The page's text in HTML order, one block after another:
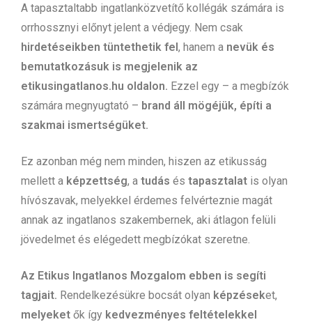
A tapasztaltabb ingatlanközvetítő kollégák számára is
orrhossznyi előnyt jelent a védjegy. Nem csak
hirdetéseikben tüntethetik fel, hanem a nevük és
bemutatkozásuk is megjelenik az
etikusingatlanos.hu oldalon. Ezzel egy – a megbízók
számára megnyugtató – brand áll mögéjük, építi a
szakmai ismertségüket.
Ez azonban még nem minden, hiszen az etikusság
mellett a képzettség, a tudás és tapasztalat is olyan
hívószavak, melyekkel érdemes felvérteznie magát
annak az ingatlanos szakembernek, aki átlagon felüli
jövedelmet és elégedett megbízókat szeretne.
Az Etikus Ingatlanos Mozgalom ebben is segíti
tagjait. Rendelkezésükre bocsát olyan képzéseket,
melyeket ők így kedvezményes feltételekkel